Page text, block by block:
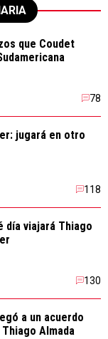
que Coudet
78
jugará en otro
118
día viajará Thiago
130
a un acuerdo
Almada